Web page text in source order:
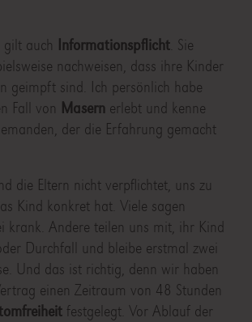
gilt auch
Informationspflicht. Sie
nachweisen, dass ihre Kinder
geimpft sind. Ich persönlich habe
Fall von Masern erlebt und kenne
der die Erfahrung gemacht
die Eltern nicht verpflichtet, uns zu
Kind konkret hat. Viele sagen
krank. Andere teilen uns mit, ihr Kind
Durchfall und bleibe erstmal zwei
Und das ist richtig, denn wir haben
einen Zeitraum von 48 Stunden
festgelegt. Vor Ablauf der